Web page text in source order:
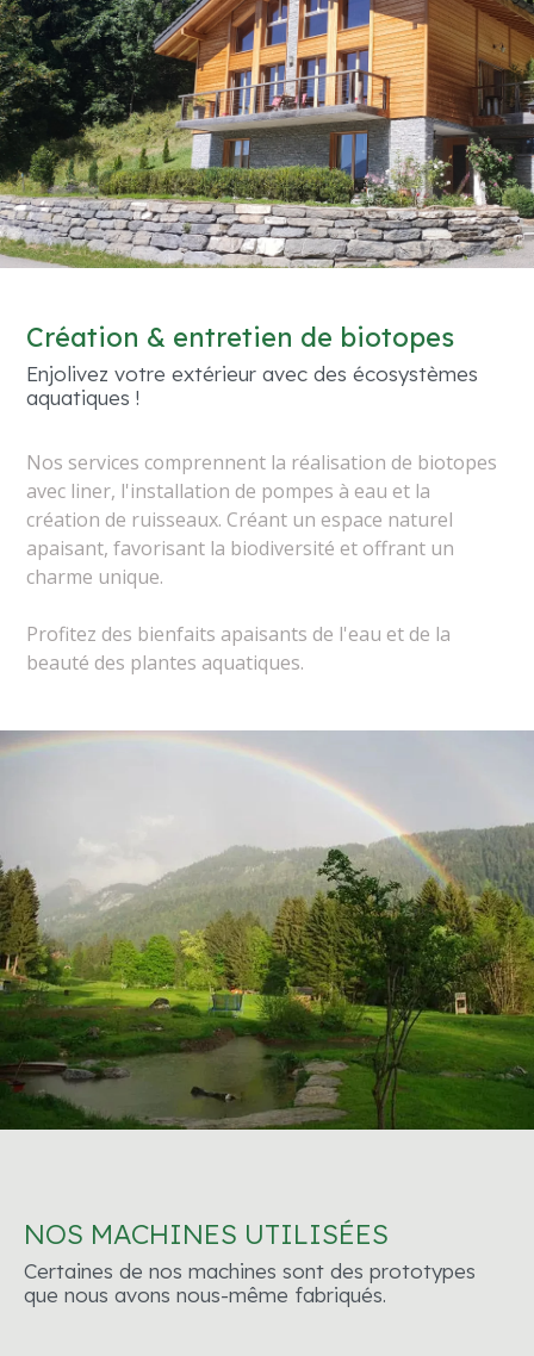
Création & entretien de biotopes
Enjolivez votre extérieur avec des écosystèmes
aquatiques !
Nos services comprennent la réalisation de biotopes
avec liner, l'installation de pompes à eau et la
création de ruisseaux. Créant un espace naturel
apaisant, favorisant la biodiversité et offrant un
charme unique.
Profitez des bienfaits apaisants de l'eau et de la
beauté des plantes aquatiques.
NOS MACHINES UTILISÉES
Certaines de nos machines sont des prototypes
que nous avons nous-même fabriqués.